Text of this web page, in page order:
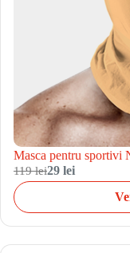
Masca pentru sportivi
119 lei29 lei